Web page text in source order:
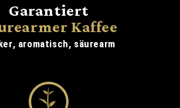
Garantiert
Kaffee
aromatisch, säurearm